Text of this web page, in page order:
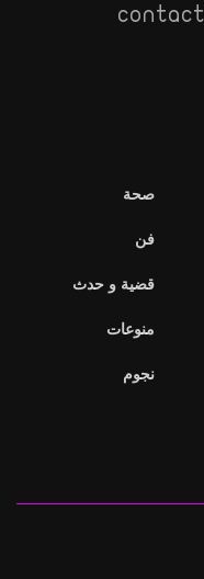
صحة
فن
قضية و حدث
منوعات
نجوم